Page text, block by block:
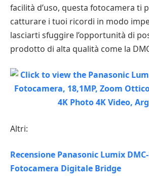
facilità d’uso, questa fotocamera ti
catturare i tuoi ricordi in modo
lasciarti sfuggire l’opportunità di
prodotto di alta qualità come la
Altri:
Recensione Panasonic Lumix DMC-
Fotocamera Digitale Bridge